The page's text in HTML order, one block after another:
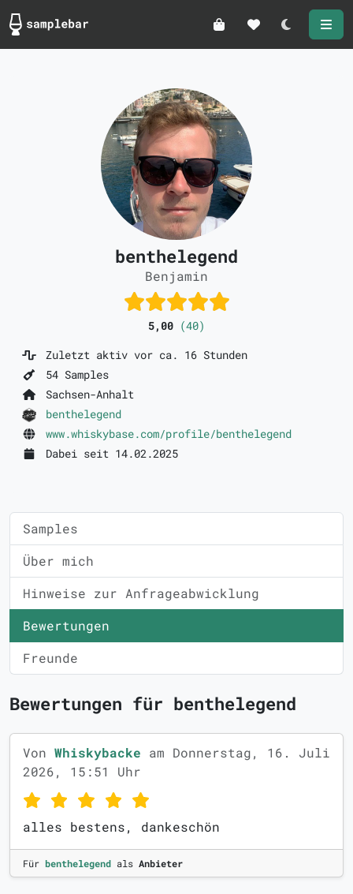
Darkmode
benthelegend
Benjamin
5,00 (40)
Zuletzt aktiv vor ca. 16 Stunden
54 Samples
Sachsen-Anhalt
benthelegend
www.whiskybase.com/profile/benthelegend
Dabei seit 14.02.2025
Samples
Über mich
Hinweise zur Anfrageabwicklung
Bewertungen
Freunde
Bewertungen für benthelegend
Von Whiskybacke am Donnerstag, 16. Juli
2026, 15:51 Uhr
alles bestens, dankeschön
Für benthelegend als Anbieter